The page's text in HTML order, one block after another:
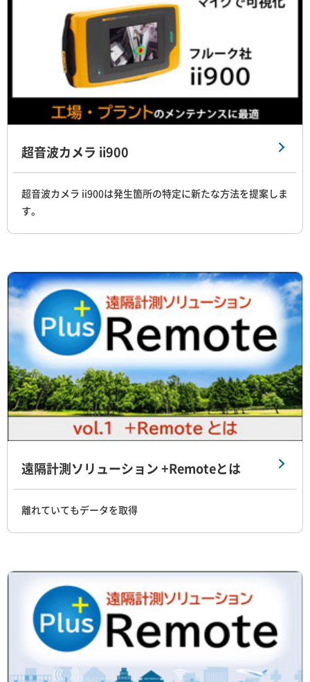
超音波カメラ ii900
超音波カメラ ii900は発生箇所の特定に新たな方法を提案しま
す。
遠隔計測ソリューション +Remoteとは
離れていてもデータを取得